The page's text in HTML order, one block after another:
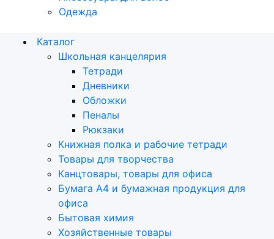
Одежда
Каталог
Школьная канцелярия
Тетради
Дневники
Обложки
Пеналы
Рюкзаки
Книжная полка и рабочие тетради
Товары для творчества
Канцтовары, товары для офиса
Бумага А4 и бумажная продукция для
офиса
Бытовая химия
Хозяйственные товары